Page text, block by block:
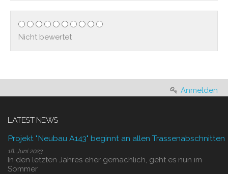
Nicht bewertet
Anmelden
LATEST NEWS
Projekt "Neubau A143" beginnt an allen Trassenabschnitten
18. Juni 2023
In den letzten Jahres eher gemächlich, geht es nun im
Sommer